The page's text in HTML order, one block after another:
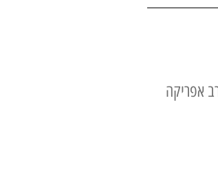
אפריקה